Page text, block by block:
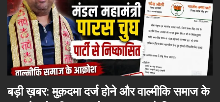
बड़ी ख़बर: मुक़दमा दर्ज होने और वाल्मीकि समाज के